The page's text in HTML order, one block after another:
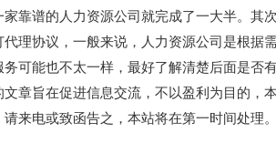
靠谱的人力资源公司就完成了一大半。
代理协议，一般来说，人力资源公司是根
可能也不太一样，最好了解清楚后面是否
章旨在促进信息交流，不以盈利为目的
来电或致函告之，本站将在第一时间处理